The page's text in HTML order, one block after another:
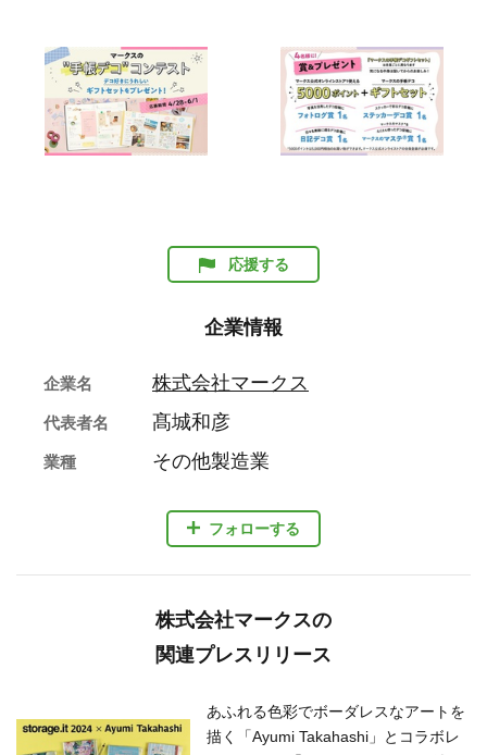
応援する
企業情報
フォローする
企業名 株式会社マークス
代表者名 髙城和彦
業種 その他製造業
株式会社マークスの
関連プレスリリース
あふれる色彩でボーダレスなアートを
描く「Ayumi Takahashi」とコラボレ